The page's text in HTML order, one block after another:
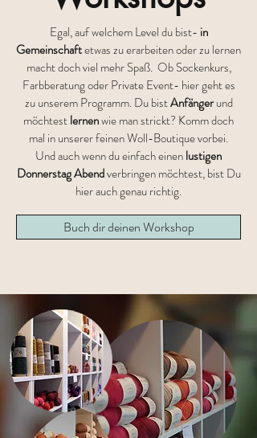
Egal, auf welchem Level du bist- in
Gemeinschaftetwas zu erarbeiten oder zu lernen
macht doch viel mehr Spaß. Ob Sockenkurs,
Farbberatung oder Private Event- hier geht es
zu unserem Programm. Du bistAnfängerund
möchtestlernenwie man strickt? Komm doch
mal in unserer feinen Woll-Boutique vorbei.
Und auch wenn du einfach einenlustigen
Donnerstag Abendverbringen möchtest, bist Du
hier auch genau richtig.
Buch dir deinen Workshop